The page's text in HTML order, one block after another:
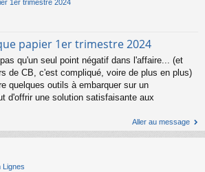
1er trimestre 2024
papier 1er trimestre 2024
qu'un seul point négatif dans l'affaire... (et
de CB, c'est compliqué, voire de plus en plus)
quelques outils à embarquer sur un
d'offrir une solution satisfaisante aux
Aller au message
Lignes